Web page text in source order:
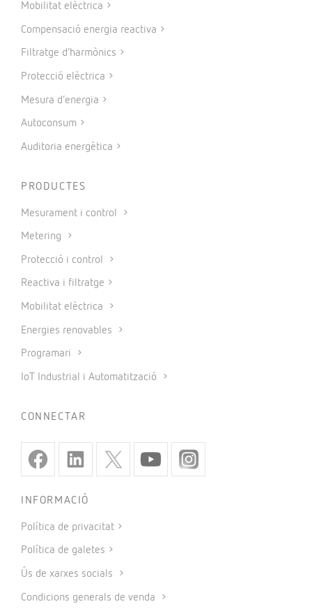
Mobilitat elèctrica
Compensació energia reactiva
Filtratge d’harmònics
Protecció elèctrica
Mesura d’energia
Autoconsum
Auditoria energètica
PRODUCTES
Mesurament i control
Metering
Protecció i control
Reactiva i filtratge
Mobilitat elèctrica
Energies renovables
Programari
IoT Industrial i Automatització
CONNECTAR
INFORMACIÓ
Política de privacitat
Política de galetes
Ús de xarxes socials
Condicions generals de venda